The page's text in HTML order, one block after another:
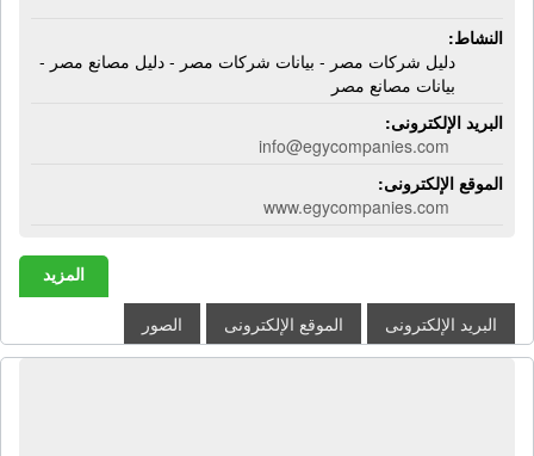
النشاط:
دليل شركات مصر - بيانات شركات مصر - دليل مصانع مصر -
بيانات مصانع مصر
البريد الإلكترونى:
info@egycompanies.com
الموقع الإلكترونى:
www.egycompanies.com
المزيد
البريد الإلكترونى الموقع الإلكترونى الصور